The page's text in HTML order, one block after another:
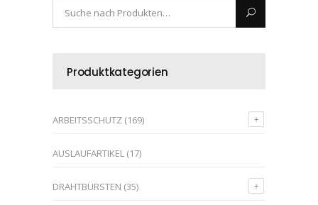
Produktkategorien
ARBEITSSCHUTZ (169)
AUSLAUFARTIKEL (17)
DRAHTBÜRSTEN (35)